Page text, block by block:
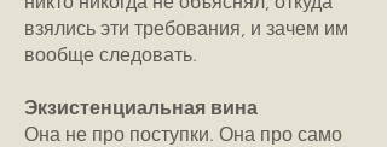
взялись эти требования, и зачем им
вообще следовать.
Экзистенциальная вина
Она не про поступки. Она про само